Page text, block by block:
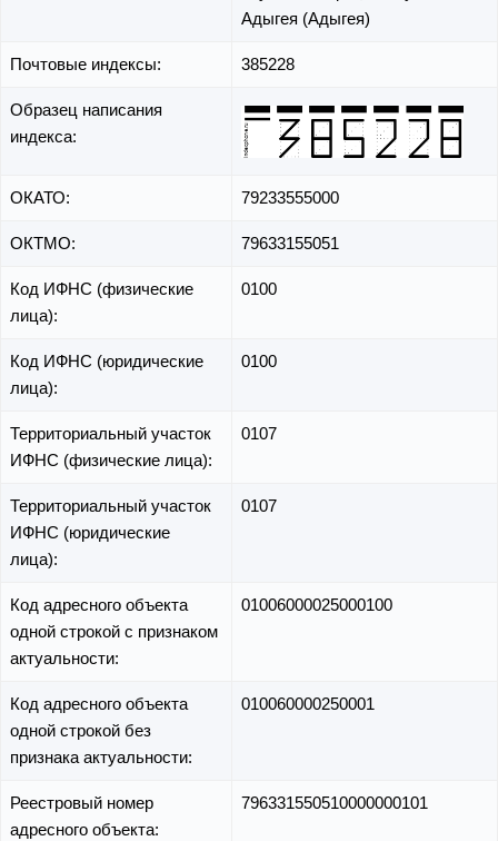
Адыгея (Адыгея)
Почтовые индексы: 385228
Образец написания
индекса:
ОКАТО: 79233555000
ОКТМО: 79633155051
Код ИФНС (физические
лица):
0100
Код ИФНС (юридические
лица):
0100
Территориальный участок
ИФНС (физические лица):
0107
Территориальный участок
ИФНС (юридические
лица):
0107
Код адресного объекта
одной строкой с признаком
актуальности:
01006000025000100
Код адресного объекта
одной строкой без
признака актуальности:
010060000250001
Реестровый номер
адресного объекта:
796331550510000000101